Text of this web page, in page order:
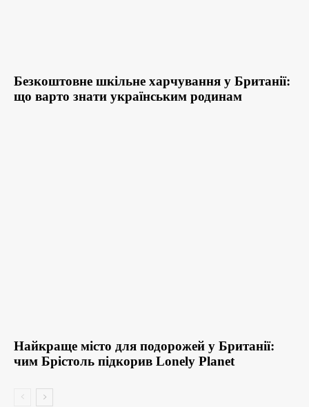
Безкоштовне шкільне харчування у Британії:
що варто знати українським родинам
Найкраще місто для подорожей у Британії:
чим Брістоль підкорив Lonely Planet